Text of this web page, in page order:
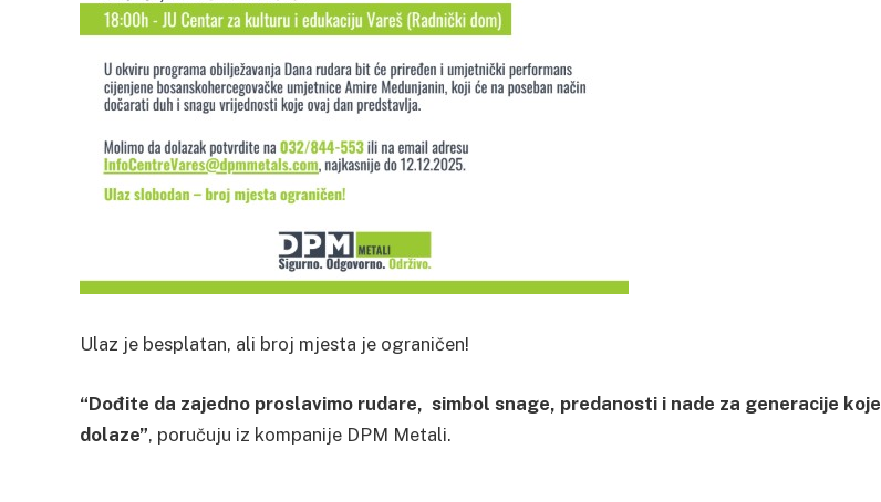
Ulaz je besplatan, ali broj mjesta je ograničen!
“Dođite da zajedno proslavimo rudare, simbol snage, predanosti i nade za generacije koje
dolaze”, poručuju iz kompanije DPM Metali.